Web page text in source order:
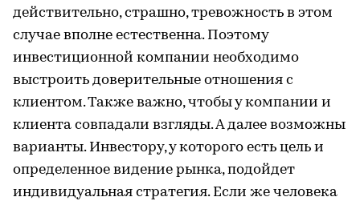
действительно, страшно, тревожность в этом
случае вполне естественна. Поэтому
инвестиционной компании необходимо
выстроить доверительные отношения с
клиентом. Также важно, чтобы у компании и
клиента совпадали взгляды. А далее возможны
варианты. Инвестору, у которого есть цель и
определенное видение рынка, подойдет
индивидуальная стратегия. Если же человека